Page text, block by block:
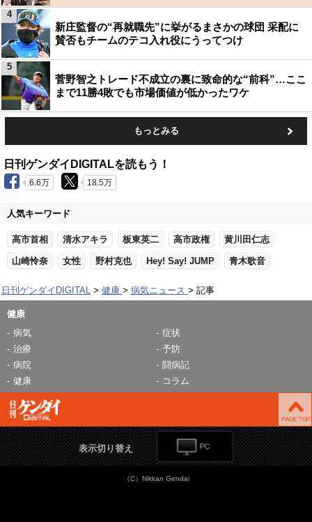
新庄監督の“再就職先”に挙がるまさかの球団 采配に
賛否もチームのテコ入れ役にうってつけ
4
菅野智之トレード不成立の裏に致命的な“前科”…ここ
まで11勝4敗でも市場価値が低かったワケ
5
もっとみる
日刊ゲンダイDIGITALを読もう！
6.6万 18.5万
人気キーワード
高市首相 清水アキラ 板東英二 高市政権 黄川田仁志
山崎怜奈 女性 野村克也 Hey! Say! JUMP 青木歌音
日刊ゲンダイDIGITAL 健康 病気ニュース 記事
健康
病気
症状
治療
予防
病院
闘病記
健康
コラム
表示切り替え
（C）Nikkan Gendai